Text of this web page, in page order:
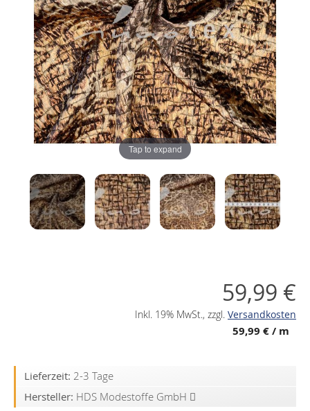
Tap to expand
59,99 €
Inkl. 19% MwSt., zzgl. Versandkosten
59,99 €/ m
Lieferzeit: 2-3 Tage
Hersteller: HDS Modestoffe GmbH